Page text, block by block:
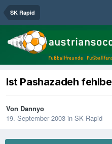
SK Rapid
Ist Pashazadeh
Von Dannyo
19. September 2003 in SK Rapid